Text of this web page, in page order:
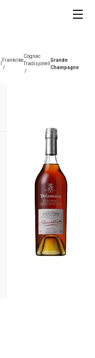
Frankrike
/
Cognac
Tradisjonell
/
Grande
Champagne